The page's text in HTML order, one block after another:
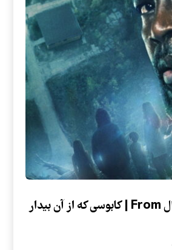
بررسی و نقد سریال From | کابوسی که از آن بیدار